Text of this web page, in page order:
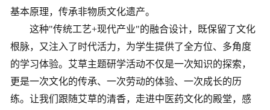
基本原理，传承非物质文化遗产。
这种"传统工艺+现代产业"的融合设计，既保留了文化
根脉，又注入了时代活力，为学生提供了全方位、多角度
的学习体验。艾草主题研学活动不仅是一次知识的探索，
更是一次文化的传承、一次劳动的体验、一次成长的历
练。让我们跟随艾草的清香，走进中医药文化的殿堂，感